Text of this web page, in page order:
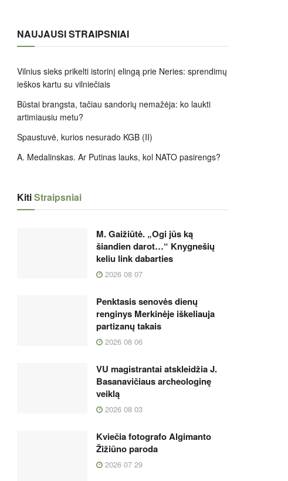
NAUJAUSI STRAIPSNIAI
Vilnius sieks prikelti istorinį elingą prie Neries: sprendimų
ieškos kartu su vilniečiais
Būstai brangsta, tačiau sandorių nemažėja: ko laukti
artimiausiu metu?
Spaustuvė, kurios nesurado KGB (II)
A. Medalinskas. Ar Putinas lauks, kol NATO pasirengs?
KitiStraipsniai
M. Gaižiūtė. „Ogi jūs ką
šiandien darot…“ Knygnešių
keliu link dabarties
2026 08 07
Penktasis senovės dienų
renginys Merkinėje iškeliauja
partizanų takais
2026 08 06
VU magistrantai atskleidžia J.
Basanavičiaus archeologinę
veiklą
2026 08 03
Kviečia fotografo Algimanto
Žižiūno paroda
2026 07 29